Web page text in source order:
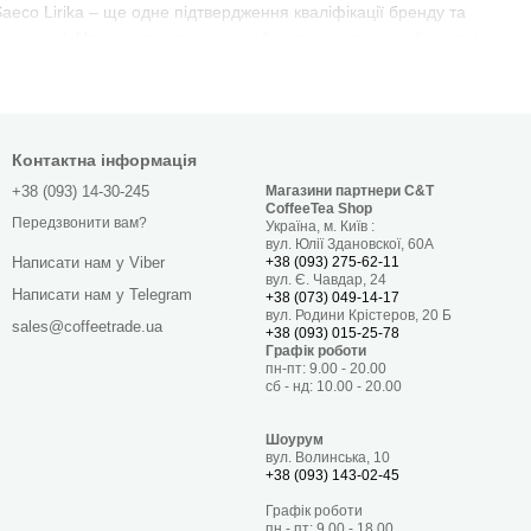
Lirika – ще одне підтвердження кваліфікації бренду та
вона вже встигла зарекомендувати себе як надійна і
металевими деталями та елементами. Для керування
вигляд обладнання лаконічний, у ньому немає зайвих
бункера під воду 50 стандартних порцій еспресо
обслуговування залу кафе з повною посадкою. Для
під зерна вміщує до 350 гр сировини – цього цілком
можливість одночасного приготування 2-х порцій напою.
Контактна інформація
+38 (093) 14-30-245
Передзвонити вам?
Написати нам у Viber
Написати нам у Telegram
sales@coffeetrade.ua
Магазини партнери C&T
CoffeeTea Shop
Україна, м. Київ :
вул. Юлії Здановскої, 60А
+38 (093) 275-62-11
вул. Є. Чавдар, 24
+38 (073) 049-14-17
вул. Родини Крістеров, 20 Б
+38 (093) 015-25-78
Графік роботи
пн-пт: 9.00 - 20.00
сб - нд: 10.00 - 20.00
Шоурум
вул. Волинська, 10
+38 (093) 143-02-45
Графік роботи